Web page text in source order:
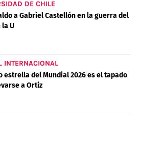
DE CHILE
a Gabriel Castellón en la guerra del
la U
INTERNACIONAL
estrella del Mundial 2026 es el tapado
a Ortiz